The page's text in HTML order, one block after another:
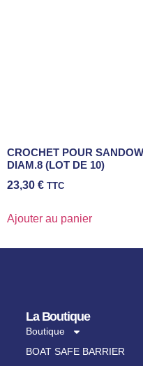
CROCHET POUR SANDOW
DIAM.8 (LOT DE 10)
23,30 € TTC
Ajouter au panier
La Boutique
Boutique
BOAT SAFE BARRIER